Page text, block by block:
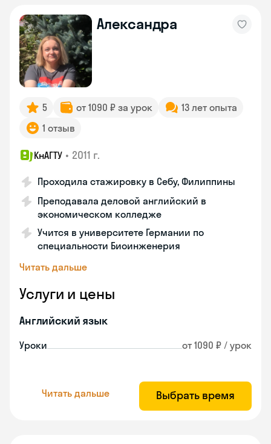
Александра
5 от 1090 ₽ за урок
13 лет опыта
1 отзыв
КнАГТУ • 2011 г.
Проходила стажировку в Себу, Филиппины
Преподавала деловой английский в
экономическом колледже
Учится в университете Германии по
специальности Биоинженерия
Читать дальше
Услуги и цены
Английский язык
Уроки от 1090 ₽ / урок
Читать дальше Выбрать время